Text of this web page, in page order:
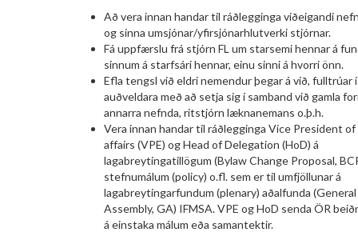
Að vera innan handar til ráðlegginga viðeigandi
og sinna umsjónar/yfirsjónarhlutverki stjórnar.
Fá uppfærslu frá stjórn FL um starsemi hennar á
sinnum á starfsári hennar, einu sinni á hvorri önn.
Efla tengsl við eldri nemendur þegar á við, fulltrúar
auðveldara með að setja sig í samband við gamla
annarra nefnda, ritstjórn læknanemans o.þ.h.
Vera innan handar til ráðlegginga Vice President
affairs (VPE) og Head of Delegation (HoD) á
lagabreytingatillögum (Bylaw Change Proposal,
stefnumálum (policy) o.fl. sem er til umfjöllunar á
lagabreytingarfundum (plenary) aðalfunda (General
Assembly, GA) IFMSA. VPE og HoD senda ÖR
á einstaka málum eða samantektir.